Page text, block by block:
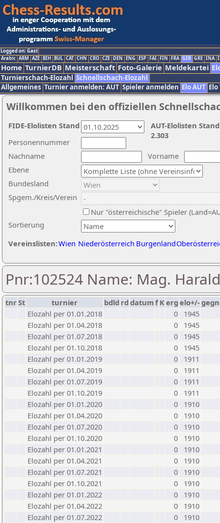
Logged on: Gast
Arabic ARM AZE BIH BUL CAT CHN CRO CZE DEN ENG ESP FAI FIN FRA GER GRE INA
Home TurnierDB Meisterschaft Foto-Galerie Meldekartei
Turnierschach-Elozahl Schnellschach-Elozahl
Allgemeines Turnier anmelden: AUT Spieler anmelden Elo AUT
Willkommen bei den offiziellen
Nachname
Vorname
Ebene
Sortierung
Personennummer
Bundesland
Spgem./Kreis/Verein
Nur "österreichische" Spieler
Vereinslisten:Wien Niederösterreich Burgenland
AUT-Elolisten
2.303
FIDE-Elolisten Stand
Pnr:102524 Name: Mag.
tnrSt turnier bdld rd datumf Kerg elo+/-
Elozahl per 01.01.2018
0
1945
Elozahl per 01.04.2018
0
1945
Elozahl per 01.07.2018
0
1945
Elozahl per 01.10.2018
0
1945
Elozahl per 01.01.2019
0
1911
Elozahl per 01.04.2019
0
1911
Elozahl per 01.07.2019
0
1911
Elozahl per 01.10.2019
0
1911
Elozahl per 01.01.2020
0
1910
Elozahl per 01.04.2020
0
1910
Elozahl per 01.07.2020
0
1910
Elozahl per 01.10.2020
0
1910
Elozahl per 01.01.2021
0
1910
Elozahl per 01.04.2021
0
1910
Elozahl per 01.07.2021
0
1910
Elozahl per 01.10.2021
0
1910
Elozahl per 01.01.2022
0
1910
Elozahl per 01.04.2022
0
1910
Elozahl per 01.07.2022
0
1910